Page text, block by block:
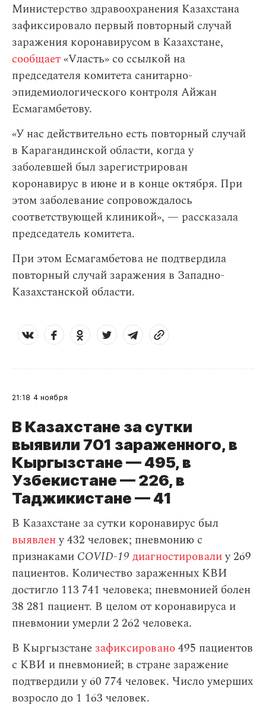
Министерство здравоохранения Казахстана
зафиксировало первый повторный случай
заражения коронавирусом в Казахстане,
сообщает«Vласть» со ссылкой на
председателя комитета санитарно-
эпидемиологического контроля Айжан
Есмагамбетову.
«У нас действительно есть повторный случай
в Карагандинской области, когда у
заболевшей был зарегистрирован
коронавирус в июне и в конце октября. При
этом заболевание сопровождалось
соответствующей клиникой», — рассказала
председатель комитета.
При этом Есмагамбетова не подтвердила
повторный случай заражения в Западно-
Казахстанской области.
21:18 4 ноября
В Казахстане за сутки
выявили 701 зараженного, в
Кыргызстане — 495, в
Узбекистане — 226, в
Таджикистане— 41
В Казахстане за сутки коронавирус был
выявлену 432 человек; пневмонию с
признаками COVID-19 диагностировалиу 269
пациентов. Количество зараженных КВИ
достигло 113 741 человека; пневмонией болен
38 281 пациент. В целом от коронавируса и
пневмонии умерли 2 262 человека.
В Кыргызстане зафиксировано495 пациентов
с КВИ и пневмонией; в стране заражение
подтвердили у 60 774 человек. Число умерших
возросло до 1 163 человек.